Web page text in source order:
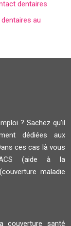
dentaires
au
? Sachez qu'il
dédiées aux
ces cas là vous
(aide à la
maladie
couverture santé